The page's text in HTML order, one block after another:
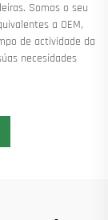
Somos o seu
a OEM,
de actividade da
necesidades